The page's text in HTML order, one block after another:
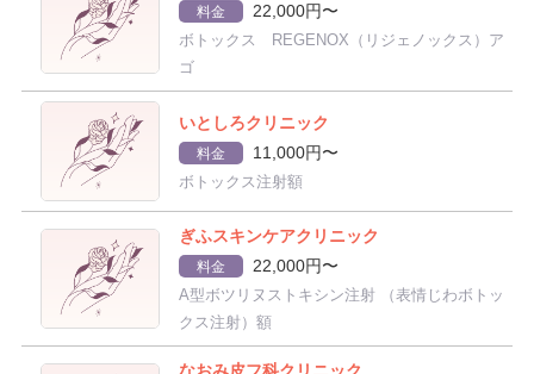
料金 22,000円〜
ボトックス REGENOX（リジェノックス）ア
ゴ
いとしろクリニック
料金 11,000円〜
ボトックス注射額
ぎふスキンケアクリニック
料金 22,000円〜
A型ボツリヌストキシン注射 （表情じわボトッ
クス注射）額